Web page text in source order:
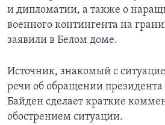
и дипломатии, а также о
военного контингента на
заявили в Белом доме.
Источник, знакомый с
речи об обращении
Байден сделает краткие
обострением ситуации.